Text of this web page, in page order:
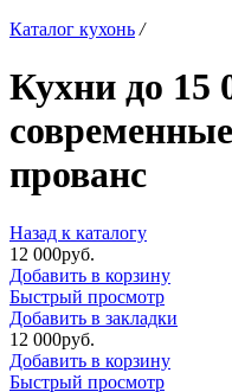
Каталог кухонь /
Кухни до 15
прованс
Назад к каталогу
12 000руб.
Добавить в корзину
Быстрый просмотр
Добавить в закладки
12 000руб.
Добавить в корзину
Быстрый просмотр